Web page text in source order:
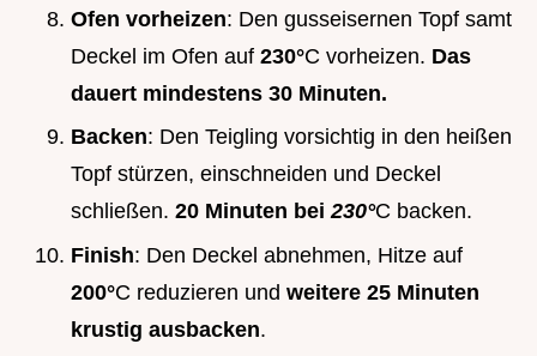
Ofen vorheizen: Den gusseisernen Topf samt
Deckel im Ofen auf 230°C vorheizen. Das
dauert mindestens 30 Minuten.
Backen: Den Teigling vorsichtig in den heißen
Topf stürzen, einschneiden und Deckel
schließen. 20 Minuten bei230°C backen.
Finish: Den Deckel abnehmen, Hitze auf
200°C reduzieren und weitere 25 Minuten
krustig ausbacken.